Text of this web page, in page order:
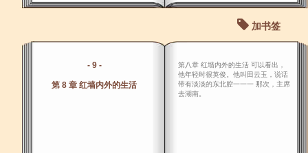
加书签
- 9 -
第 8 章 红墙内外的生活
第八章 红墙内外的生活 可以看出，
他年轻时很英俊。他叫田云玉，说话
带有淡淡的东北腔一一一 那次，主席
去湖南。